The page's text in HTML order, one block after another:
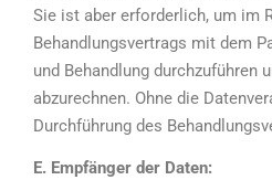
Sie ist aber erforderlich, um im
Behandlungsvertrags mit dem
und Behandlung durchzuführen
abzurechnen. Ohne die
Durchführung des
E. Empfänger der Daten: